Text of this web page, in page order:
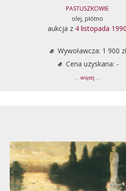
PASTUSZKOWIE
olej, płótno
aukcja z 4 listopada 1990
Wywoławcza: 1 900
Cena uzyskana: -
... więcej ...